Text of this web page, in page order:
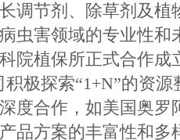
调节剂、除草剂及植
虫害领域的专业性和
院植保所正式合作
极探索“1+N”的资
度合作，如美国奥
品方案的丰富性和多